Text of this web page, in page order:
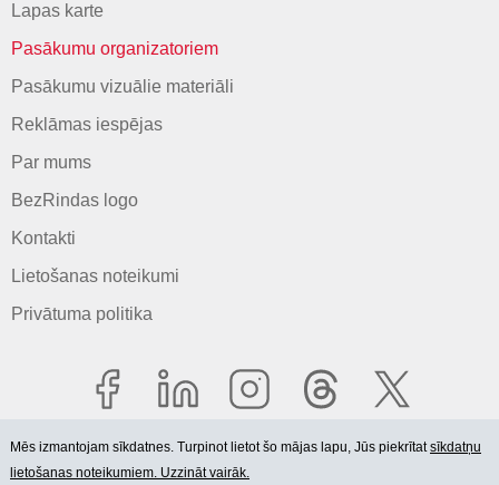
Lapas karte
Pasākumu organizatoriem
Pasākumu vizuālie materiāli
Reklāmas iespējas
Par mums
BezRindas logo
Kontakti
Lietošanas noteikumi
Privātuma politika
Mēs izmantojam sīkdatnes. Turpinot lietot šo mājas lapu, Jūs piekrītatsīkdatņu
lietošanas noteikumiem. Uzzināt vairāk.